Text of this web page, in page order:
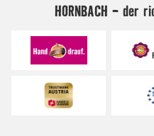
HORNBACH - der